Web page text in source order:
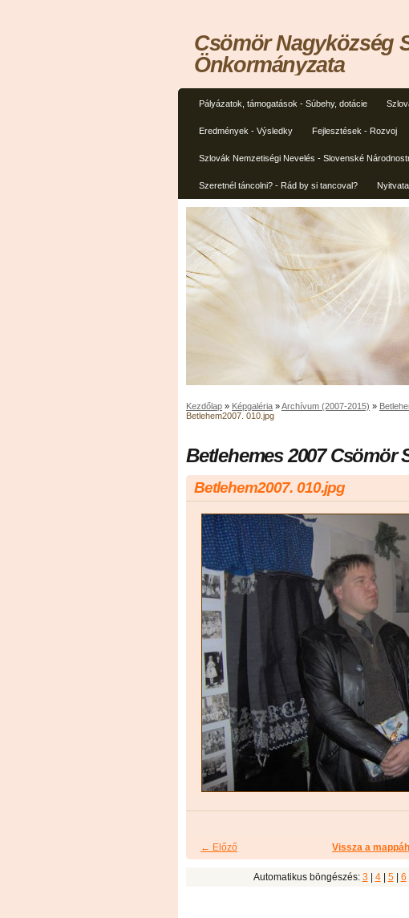
Pályázatok, támogatások - Súbehy, dotácie
Eredmények - Výsledky Fejlesztések - Rozvoj
Szlovák Nemzetiségi Nevelés - Slovenské
Szeretnél táncolni? - Rád by si tancoval?
Csömör Nagyközség
Önkormányzata
Kezdőlap » Képgaléria »Archívum (2007-2015) »
Betlehem2007. 010.jpg
Betlehemes 2007 Csömör
Betlehem2007. 010.jpg
← Előző Vissza a
Automatikus böngészés: 3 4| 5| 6